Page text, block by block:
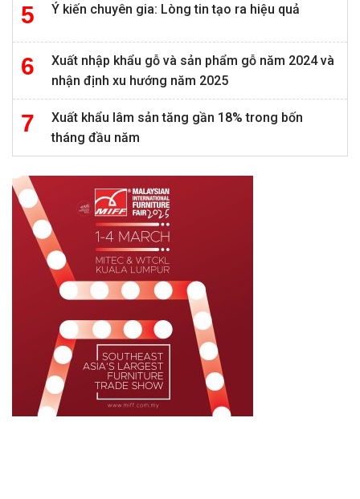
Ý kiến chuyên gia: Lòng tin tạo ra hiệu quả
Xuất nhập khẩu gỗ và sản phẩm gỗ năm 2024 và
nhận định xu hướng năm 2025
Xuất khẩu lâm sản tăng gần 18% trong bốn
tháng đầu năm